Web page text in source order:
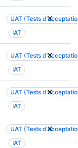
e
u
t
o
i
s
i
o
a
t
r
t
r
i
s
UAT (Tests
IAT
UAT (Tests
IAT
UAT (Tests
IAT
UAT (Tests
IAT